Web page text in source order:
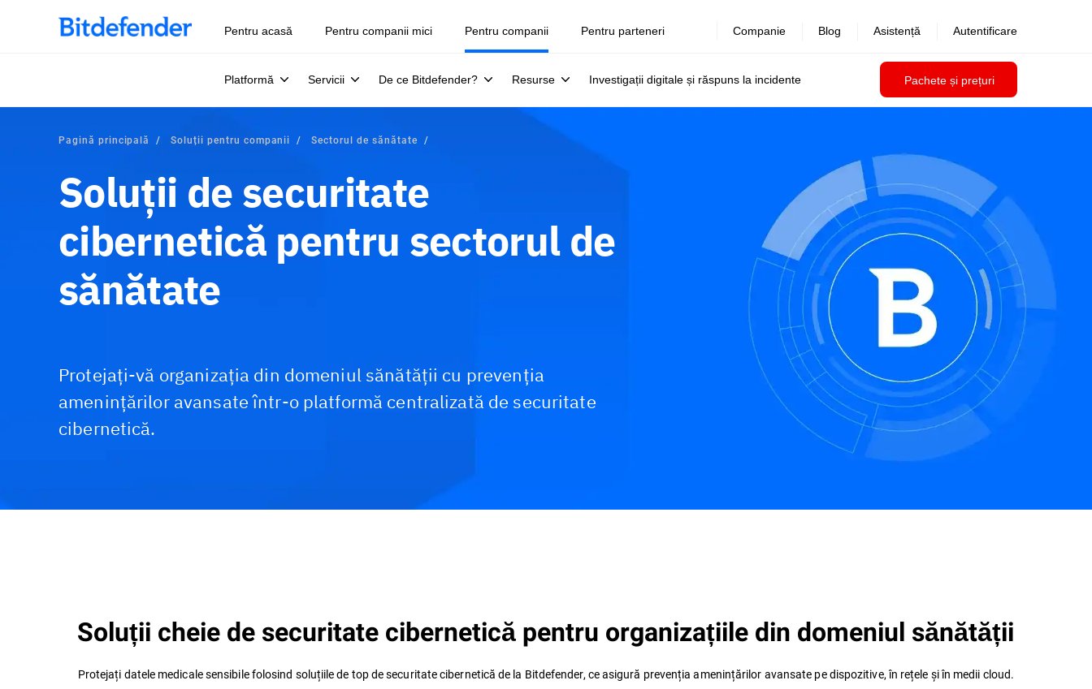
Pentru acasă Pentru companii mici Pentru companii
Platformă Servicii De ce Bitdefender? Resurse Investigații digitale și răspuns la incidente Pachete și prețuri
Pentru parteneri Companie Blog Asistență Autentificare
Pagină principală Soluții pentru companii Sectorul de sănătate
Soluții de securitate
cibernetică pentru sectorul de
sănătate
Protejați-vă organizația din domeniul sănătății cu prevenția
amenințărilor avansate într-o platformă centralizată de securitate
cibernetică.
Soluții cheie de securitate cibernetică pentru organizațiile din domeniul sănătății
Protejați datele medicale sensibile folosind soluțiile de top de securitate cibernetică de la Bitdefender, ce asigură prevenția amenințărilor avansate pe dispozitive, în rețele și în medii cloud.